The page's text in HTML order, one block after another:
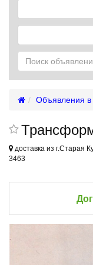
Объявления в
доставка из г.Старая
3463